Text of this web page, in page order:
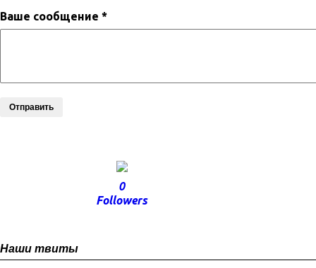
Ваше сообщение *
Отправить
0
Followers
Наши твиты